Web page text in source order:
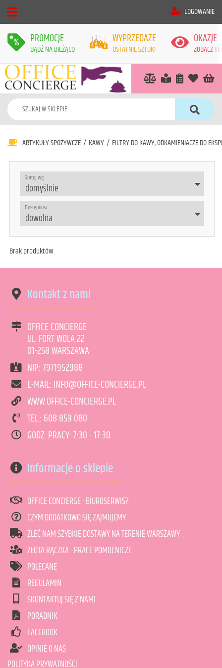
LOGOWANIE
PROMOCJE
BĄDŹ NA BIEŻĄCO
WYPRZEDAŻE
OSTATNIE SZTUKI
OKAZJE
ZOBACZ
ARTYKUŁY SPOŻYWCZE / KAWY / FILTRY DO KAWY, ODKAMIENIACZE DO
Sortuj wg
Dostępność
Brak produktów
Kontakt z nami
OFFICE CONCIERGE
UL. FORT WOLA 22
01-258 WARSZAWA
NIP: 7971952988
E-MAIL: INFO@OFFICE-CONCIERGE.PL
WWW.OFFICE-CONCIERGE.PL
TEL.: 608 859 080
GODZ. PRACY: 7:30 - 17:30
Informacje o sklepie
OFFICE CONCIERGE - BIUROSERWIS?
CZYM DODATKOWO SIĘ ZAJMUJEMY
ZLEĆ NAM SZYBKIE DOSTAWY NA TERENIE WARSZAWY
ZŁOTA RĄCZKA - PRACE POMOCNICZE
POLECANE
REGULAMIN
SKONTAKTUJ SIĘ Z NAMI
PORADNIK
FACEBOOK
OPINIE O NAS
POLITYKA PRYWATNOŚCI